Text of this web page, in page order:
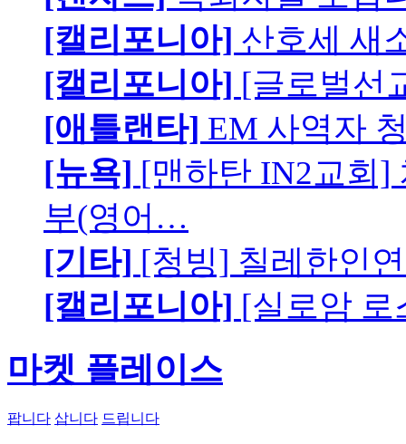
[캘리포니아] 산호세 새
[캘리포니아] [글로벌선
[애틀랜타] EM 사역자
[뉴욕] [맨하탄 IN2교회]
부(영어…
[기타] [청빙] 칠레한인
[캘리포니아] [실로암 로
마켓 플레이스
팝니다 삽니다 드립니다